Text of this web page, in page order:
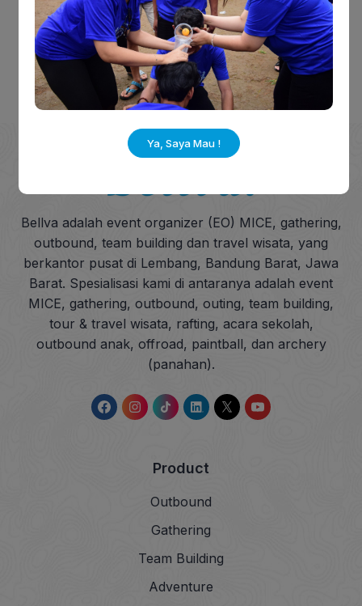
Perusahaan
Bellva adalah event organizer (EO) MICE, gathering,
outbound, team building dan travel wisata, yang
berkantor pusat di Lembang, Bandung Barat, Jawa
Barat. Spesialisasi kami di antaranya adalah event
MICE, gathering, outbound, outing, team building,
tour & travel wisata, rafting, acara sekolah,
outbound anak, offroad, paintball, dan archery
(panahan).
Product
Outbound
Gathering
Team Building
Adventure
Ya, Saya Mau !